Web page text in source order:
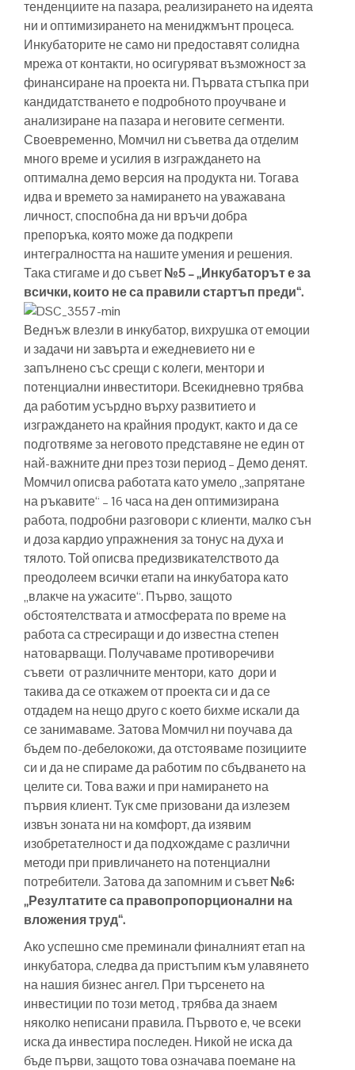
тенденциите на пазара, реализирането на идеята
ни и оптимизирането на мениджмънт процеса.
Инкубаторите не само ни предоставят солидна
мрежа от контакти, но осигуряват възможност за
финансиране на проекта ни. Първата стъпка при
кандидатстването е подробното проучване и
анализиране на пазара и неговите сегменти.
Своевременно, Момчил ни съветва да отделим
много време и усилия в изграждането на
оптимална демо версия на продукта ни. Тогава
идва и времето за намирането на уважавана
личност, споспобна да ни връчи добра
препоръка, която може да подкрепи
интегралността на нашите умения и решения.
Така стигаме и до съвет№5 – „Инкубаторът е за
всички, които не са правили стартъп преди“.
Веднъж влезли в инкубатор, вихрушка от емоции
и задачи ни завърта и ежедневието ни е
запълнено със срещи с колеги, ментори и
потенциални инвеститори. Всекидневно трябва
да работим усърдно върху развитието и
изграждането на крайния продукт, както и да се
подготвяме за неговото представяне не един от
най-важните дни през този период – Демо денят.
Момчил описва работата като умело „запрятане
на ръкавите“ – 16 часа на ден оптимизирана
работа, подробни разговори с клиенти, малко сън
и доза кардио упражнения за тонус на духа и
тялото. Той описва предизвикателството да
преодолеем всички етапи на инкубатора като
„влакче на ужасите“. Първо, защото
обстоятелствата и атмосферата по време на
работа са стресиращи и до известна степен
натоварващи. Получаваме противоречиви
съвети от различните ментори, като дори и
такива да се откажем от проекта си и да се
отдадем на нещо друго с което бихме искали да
се занимаваме. Затова Момчил ни поучава да
бъдем по-дебелокожи, да отстояваме позициите
си и да не спираме да работим по сбъдването на
целите си. Това важи и при намирането на
първия клиент. Тук сме призовани да излезем
извън зоната ни на комфорт, да изявим
изобретателност и да подхождаме с различни
методи при привличането на потенциални
потребители. Затова да запомним и съвет№6:
„Резултатите са правопропорционални на
вложения труд“.
Ако успешно сме преминали финалният етап на
инкубатора, следва да пристъпим към улавянето
на нашия бизнес ангел. При търсенето на
инвестиции по този метод , трябва да знаем
няколко неписани правила. Първото е, че всеки
иска да инвестира последен. Никой не иска да
бъде първи, защото това означава поемане на